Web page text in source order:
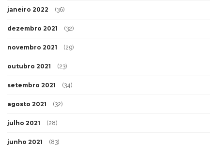
janeiro 2022 (36)
dezembro 2021 (32)
novembro 2021 (29)
outubro 2021 (23)
setembro 2021 (34)
agosto 2021 (32)
julho 2021 (28)
junho 2021 (83)